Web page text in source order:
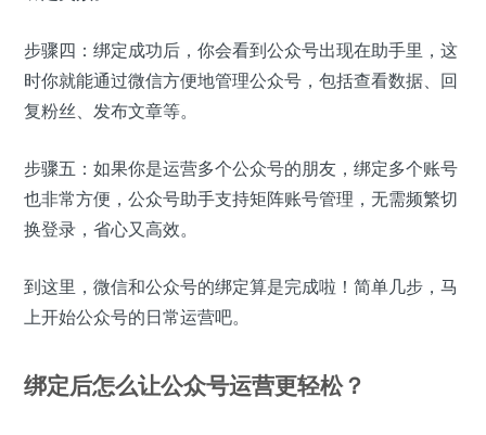
步骤四：绑定成功后，你会看到公众号出现在助手里，这
时你就能通过微信方便地管理公众号，包括查看数据、回
复粉丝、发布文章等。
步骤五：如果你是运营多个公众号的朋友，绑定多个账号
也非常方便，公众号助手支持矩阵账号管理，无需频繁切
换登录，省心又高效。
到这里，微信和公众号的绑定算是完成啦！简单几步，马
上开始公众号的日常运营吧。
绑定后怎么让公众号运营更轻松？